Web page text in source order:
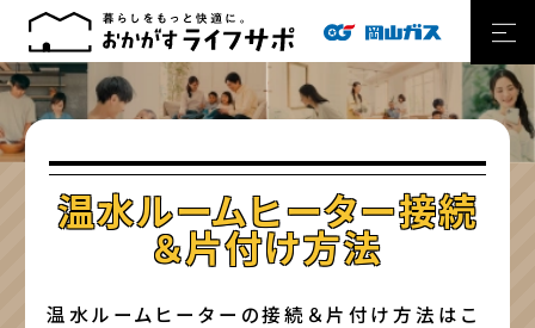
温水ルームヒーター接続
＆片付け方法
温水ルームヒーターの接続＆片付け方法はこ